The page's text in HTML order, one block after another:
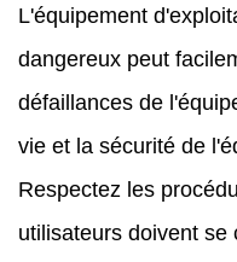
L'équipement
dangereux peut
défaillances de
vie et la sécurité de
Respectez les
utilisateurs doivent se